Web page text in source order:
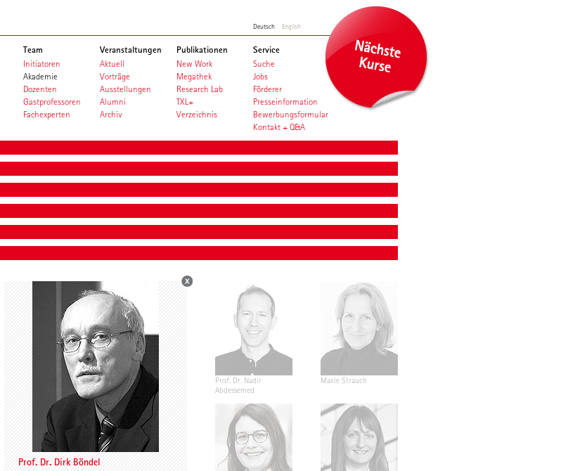
Deutsch English
Team
Initiatoren
Akademie
Dozenten
Gastprofessoren
Fachexperten
Veranstaltungen
Aktuell
Vorträge
Ausstellungen
Alumni
Archiv
Publikationen
New Work
Megathek
Research Lab
TXL+
Verzeichnis
Service
Suche
Jobs
Förderer
Presseinformation
Bewerbungsformular
Kontakt + Q&A
Prof. Urs Wedekind
Prof. Dr. Nadir
Abdessemed
Maxie Strauch
Prof. Dr. Dirk Böndel